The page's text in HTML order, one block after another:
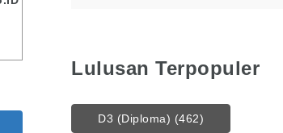
Lulusan Terpopuler
D3 (Diploma) (462)